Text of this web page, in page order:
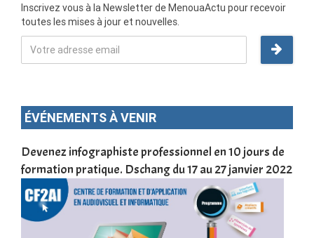
Inscrivez vous à la Newsletter de MenouaActu pour recevoir
toutes les mises à jour et nouvelles.
ÉVÉNEMENTS À VENIR
Devenez infographiste professionnel en 10 jours de
formation pratique. Dschang du 17 au 27 janvier 2022